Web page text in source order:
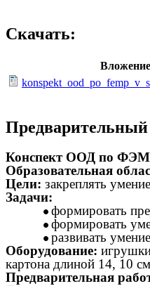
Скачать:
Вложение
Предварительный
Конспект ООД по
Образовательная
Цели: закреплять
Задачи:
формировать
формировать
развивать
Оборудование:
картона длиной 14, 10
Предварительная